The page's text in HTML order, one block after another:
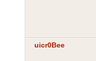
uicr0Bee